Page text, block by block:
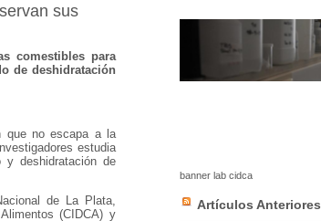
sus
comestibles para
de deshidratación
que no escapa a la
estudia
y deshidratación de
de La Plata,
(CIDCA) y
banner lab cidca
Artículos Anteriores